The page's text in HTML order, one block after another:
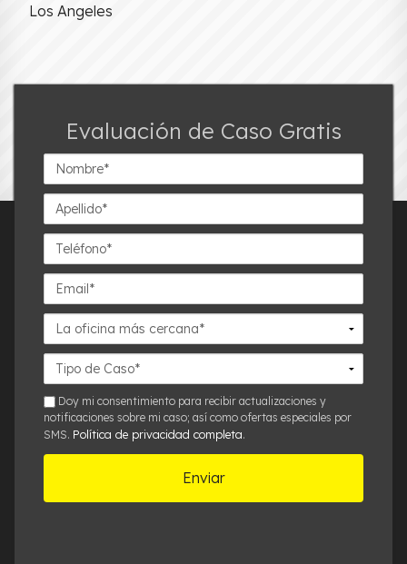
Los Angeles
Evaluación de Caso Gratis
Nombre*
Apellido*
Teléfono*
Email*
La
oficina
más
cercana*
Detalles
del
Caso*
smsDoy mi consentimiento para recibir actualizaciones y
notificaciones sobre mi caso; así como ofertas especiales por
SMS. Política de privacidad completa.